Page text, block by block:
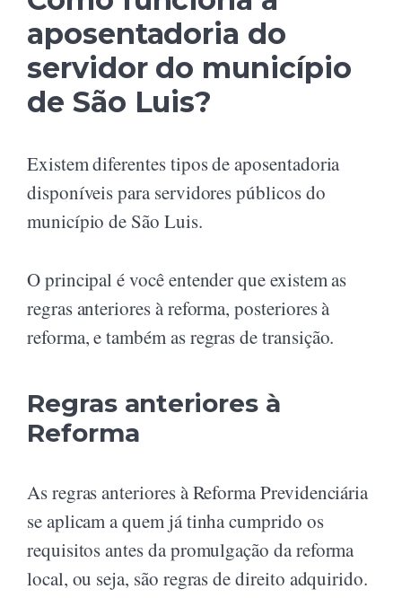
aposentadoria do
servidor do município
de São Luis?
Existem diferentes tipos de aposentadoria
disponíveis para servidores públicos do
município de São Luis.
O principal é você entender que existem as
regras anteriores à reforma, posteriores à
reforma, e também as regras de transição.
Regras anteriores à
Reforma
As regras anteriores à Reforma Previdenciária
se aplicam a quem já tinha cumprido os
requisitos antes da promulgação da reforma
local, ou seja, são regras de direito adquirido.